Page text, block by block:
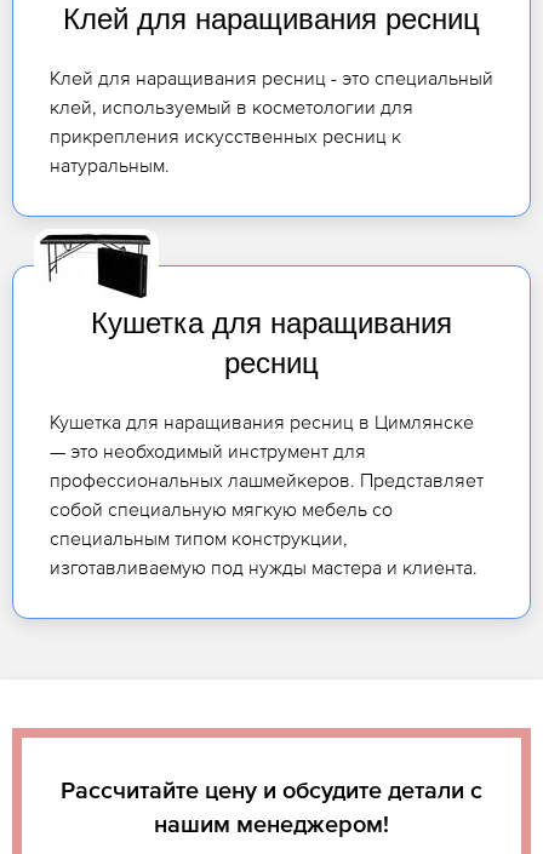
Клей для наращивания ресниц
Клей для наращивания ресниц - это специальный
клей, используемый в косметологии для
прикрепления искусственных ресниц к
натуральным.
Кушетка для наращивания
ресниц
Кушетка для наращивания ресниц в Цимлянске
— это необходимый инструмент для
профессиональных лашмейкеров. Представляет
собой специальную мягкую мебель со
специальным типом конструкции,
изготавливаемую под нужды мастера и клиента.
Рассчитайте цену и обсудите детали с
нашим менеджером!